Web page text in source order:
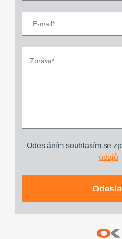
Odesláním souhlasím se
údajů